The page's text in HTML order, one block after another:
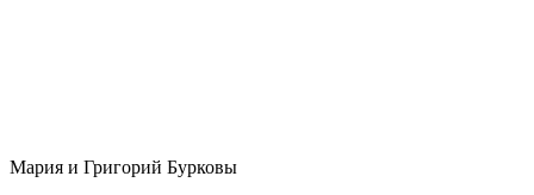
Мария и Григорий Бурковы